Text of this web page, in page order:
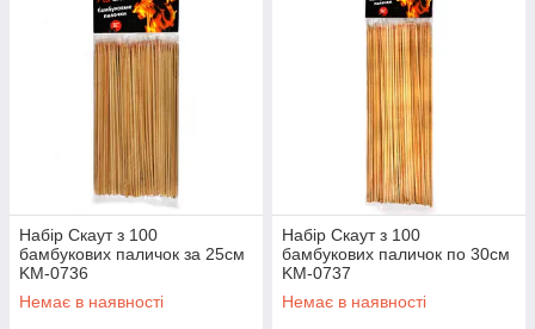
Набір Скаут з 100
бамбукових паличок за 25см
KM-0736
Немає в наявності
Набір Скаут з 100
бамбукових паличок по 30см
KM-0737
Немає в наявності